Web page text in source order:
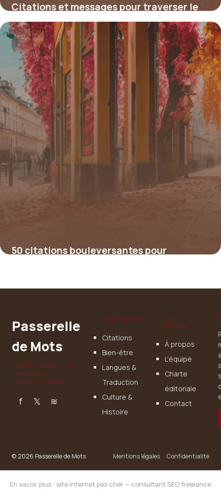
Citations et messages pour traverser le
deuil périnatal : réconfort et soutien face
à l’indicible
4 juillet 2025
50 citations bouleversantes pour
Passerelle
de Mots
FRANCHISSEZ LES
BARRIÈRES
LINGUISTIQUES
f 𝕏 ≋
RUBRIQUES
Citations
Bien-être
Langues &
Traduction
Culture &
Histoire
LE
MÉDIA
À propos
L'équipe
Charte
éditoriale
Contact
© 2026 Passerelle de Mots Mentions légales Confidentialité
En savoir plus : site internet pas cher — consultant SEO freelance